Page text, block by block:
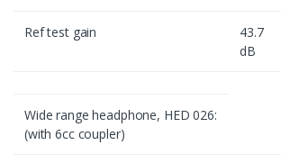
Ref test gain
43.7
dB
Wide range headphone, HED 026:
(with 6cc coupler)